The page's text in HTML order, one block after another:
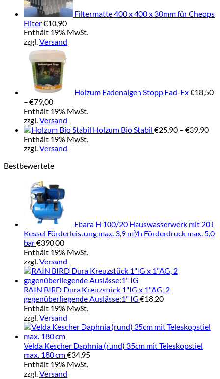
Filtermatte 400 x 400 x 30mm für Cheops
Filter€10,90
Enthält 19% MwSt.
zzgl.Versand
Holzum Fadenalgen Stopp Fad-Ex€18,50
– €79,00Preisspanne:
€18,50
bis
€79,00
Enthält 19% MwSt.
zzgl.Versand
Holzum Bio Stabil €25,90 – €39,90
Enthält 19% MwSt.
zzgl.Versand
Bestbewertete
Ebara H 100/20 Hauswasserwerk mit 20 l
Kessel Förderleistung max. 3,9 m³/h Förderdruck max. 5,0
bar€390,00
Enthält 19% MwSt.
zzgl.Versand
RAIN BIRD Dura Kreuzstück 1"IG x 1"AG, 2
gegenüberliegende Auslässe:1" IG €18,20
Enthält 19% MwSt.
zzgl.Versand
Velda Kescher Daphnia (rund) 35cm mit Teleskopstiel
max. 180 cm€34,95
Enthält 19% MwSt.
zzgl.Versand